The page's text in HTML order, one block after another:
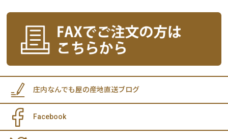
庄内なんでも屋の産地直送ブログ
Facebook